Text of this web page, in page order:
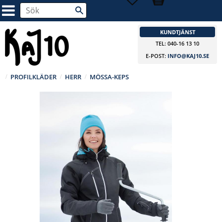
KUNDTJÄNST
TEL: 040-16 13 10
E-POST: INFO@KAJ10.SE
PROFILKLÄDER HERR MÖSSA-KEPS